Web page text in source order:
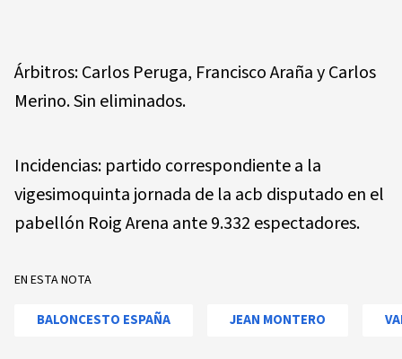
Árbitros: Carlos Peruga, Francisco Araña y Carlos
Merino. Sin eliminados.
Incidencias: partido correspondiente a la
vigesimoquinta jornada de la acb disputado en el
pabellón Roig Arena ante 9.332 espectadores.
EN ESTA NOTA
BALONCESTO ESPAÑA JEAN MONTERO